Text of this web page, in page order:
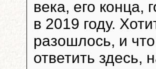
века, его конца,
в 2019 году.
разошлось, и
ответить